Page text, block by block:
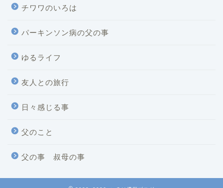
チワワのいろは
パーキンソン病の父の事
ゆるライフ
友人との旅行
日々感じる事
父のこと
父の事 叔母の事